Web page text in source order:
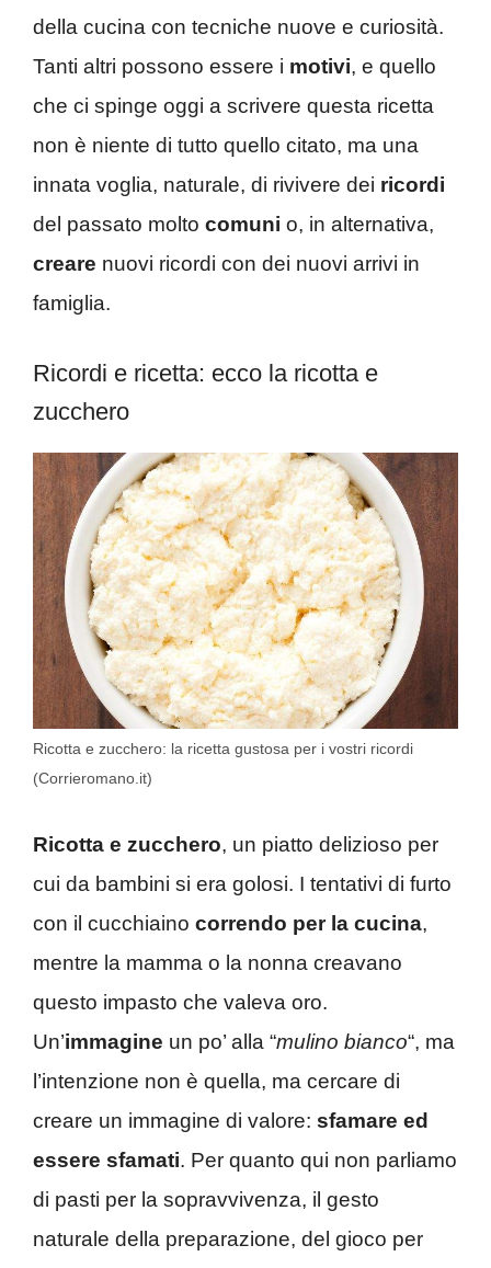
della cucina con tecniche nuove e curiosità.
Tanti altri possono essere i motivi, e quello
che ci spinge oggi a scrivere questa ricetta
non è niente di tutto quello citato, ma una
innata voglia, naturale, di rivivere dei ricordi
del passato molto comuni o, in alternativa,
creare nuovi ricordi con dei nuovi arrivi in
famiglia.
Ricordi e ricetta: ecco la ricotta e
zucchero
Ricotta e zucchero: la ricetta gustosa per i vostri ricordi
(Corrieromano.it)
Ricotta e zucchero, un piatto delizioso per
cui da bambini si era golosi. I tentativi di furto
con il cucchiaino correndo per la cucina,
mentre la mamma o la nonna creavano
questo impasto che valeva oro.
Un’immagine un po’ alla “mulino bianco“, ma
l’intenzione non è quella, ma cercare di
creare un immagine di valore: sfamare ed
essere sfamati. Per quanto qui non parliamo
di pasti per la sopravvivenza, il gesto
naturale della preparazione, del gioco per